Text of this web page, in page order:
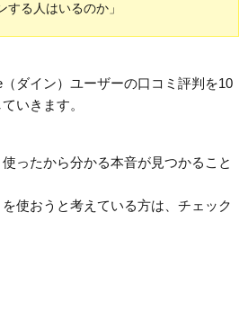
する人はいるのか」
ダイン）ユーザーの口コミ評判を10
いきます。
ったから分かる本音が見つかること
使おうと考えている方は、チェック